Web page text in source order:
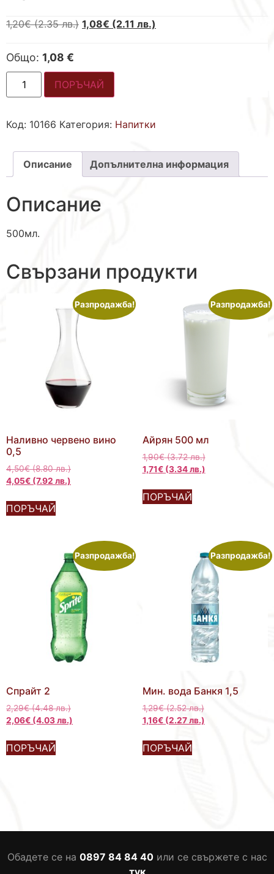
1,20€ (2.35 лв.) 1,08€ (2.11 лв.)
Общо: 1,08 €
ПОРЪЧАЙ
Код: 10166 Категория: Напитки
Описание Допълнителна информация
Описание
500мл.
Свързани продукти
Разпродажба!
Наливно червено вино
0,5
4,50€ (8.80 лв.)
4,05€ (7.92 лв.)
ПОРЪЧАЙ
Разпродажба!
Айрян 500 мл
1,90€ (3.72 лв.)
1,71€ (3.34 лв.)
ПОРЪЧАЙ
Разпродажба!
Спрайт 2
2,29€ (4.48 лв.)
2,06€ (4.03 лв.)
ПОРЪЧАЙ
Разпродажба!
Мин. вода Банкя 1,5
1,29€ (2.52 лв.)
1,16€ (2.27 лв.)
ПОРЪЧАЙ
Обадете се на 0897 84 84 40или се свържете с нас
тук